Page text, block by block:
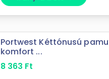
Portwest Kéttónusú
komfort ...
8 363 Ft